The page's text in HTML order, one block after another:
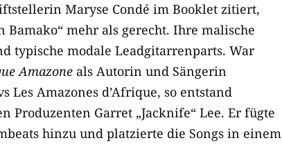
Maryse Condé im Booklet zitiert,
mehr als gerecht. Ihre malische
typische modale Leadgitarrenparts. War
Amazone als Autorin und Sängerin
Amazones d’Afrique, so entstand
Garret „Jacknife“ Lee. Er fügte
hinzu und platzierte die Songs in einem